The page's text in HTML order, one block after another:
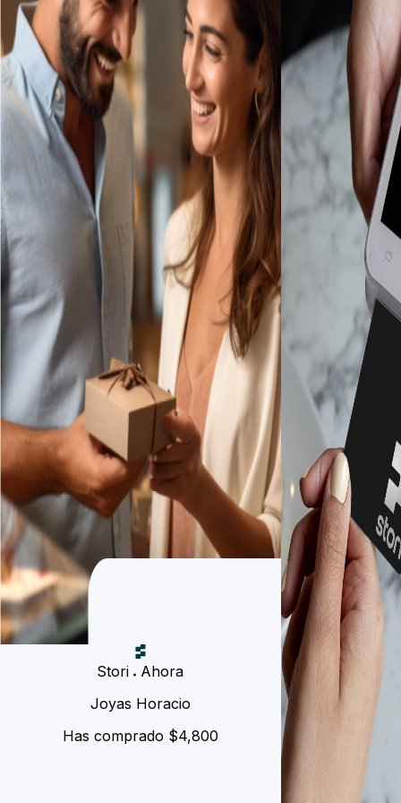
Stori Ahora
Joyas Horacio
Has comprado $4,800